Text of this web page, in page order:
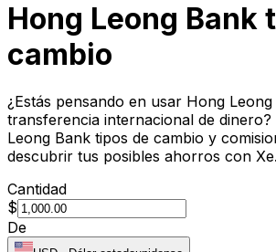
Hong Leong Bank
cambio
¿Estás pensando en usar Hong
transferencia internacional de
Leong Bank tipos de cambio y
descubrir tus posibles ahorros con Xe.
Cantidad
$
De